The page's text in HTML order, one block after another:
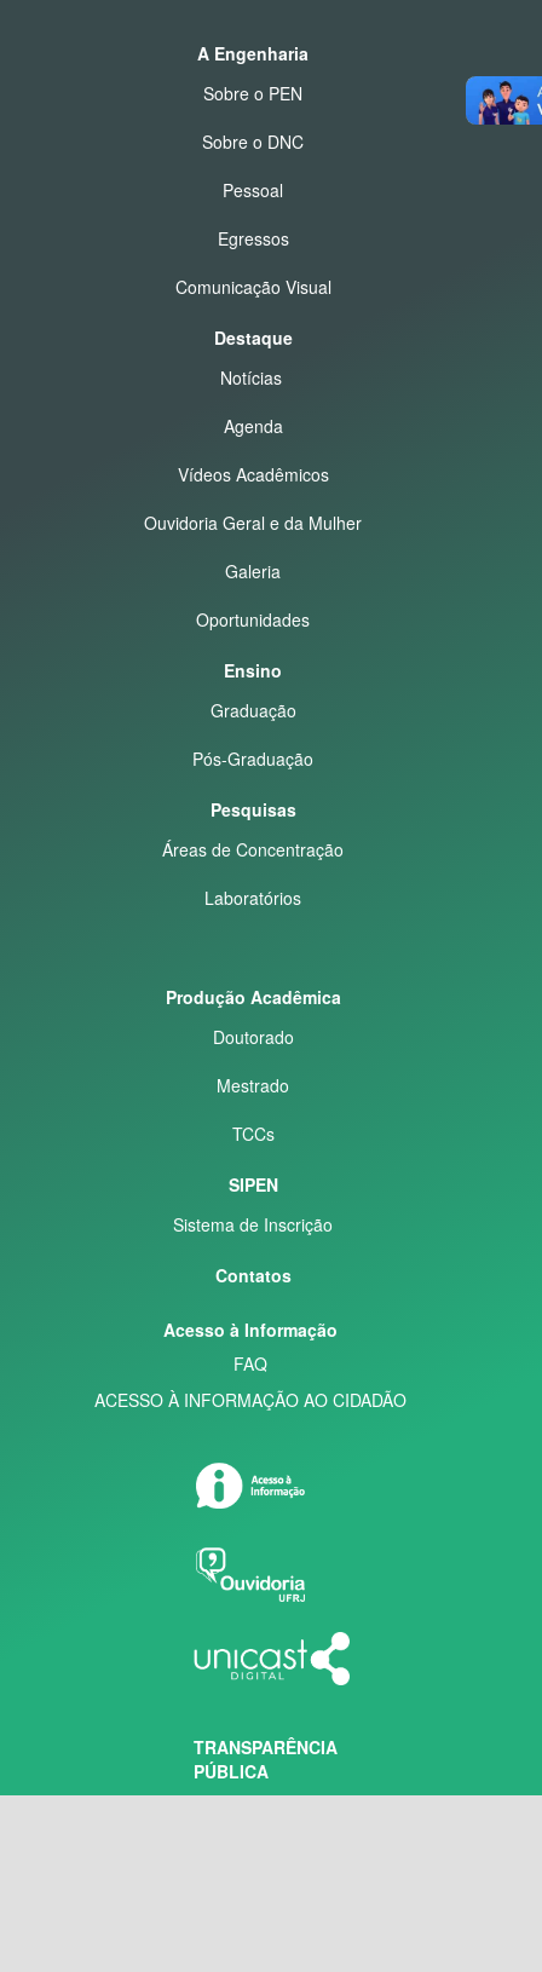
A Engenharia
Sobre o PEN
Sobre o DNC
Pessoal
Egressos
Comunicação Visual
Destaque
Notícias
Agenda
Vídeos Acadêmicos
Ouvidoria Geral e da Mulher
Galeria
Oportunidades
Ensino
Graduação
Pós-Graduação
Pesquisas
Áreas de Concentração
Laboratórios
Produção Acadêmica
Doutorado
Mestrado
TCCs
SIPEN
Sistema de Inscrição
Contatos
Acesso à Informação
FAQ
ACESSO À INFORMAÇÃO AO CIDADÃO
TRANSPARÊNCIA
PÚBLICA